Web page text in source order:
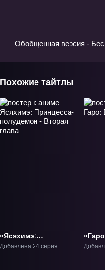
Обобщенная версия -
Похожие тайтлы
«Ясяхимэ:
Принцесса-
Добавлена 24 серия